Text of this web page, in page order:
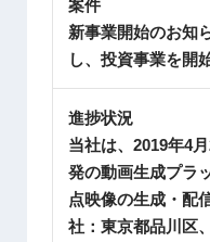
案件
新事業開始のお知
し、投資事業を開
進捗状況
当社は、2019年4
発の動画生成プラ
点映像の生成・配
社：東京都品川区